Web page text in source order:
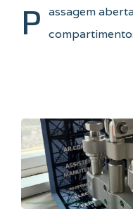
P assagem